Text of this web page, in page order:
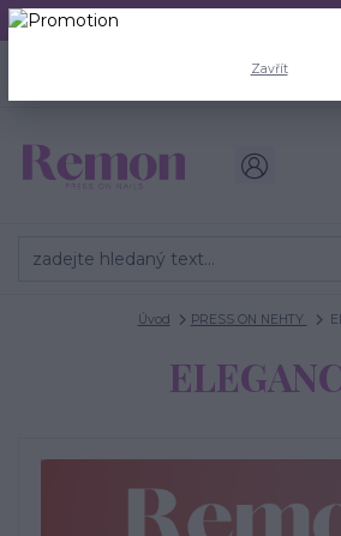
Aktuální doba odeslání je 3 - 5
CZK
Úvod PRESS ON NEHTY
Zavřít